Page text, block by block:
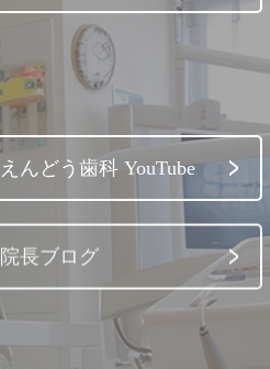
えんどう歯科 YouTube
院長ブログ